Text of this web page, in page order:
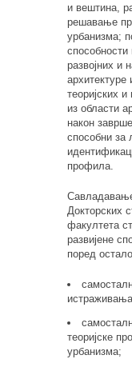
и вештина,
решавање
урбанизма;
способности
развојних и
теоријских
из области
након
способни за
профила.
Докторских
факултета
развијене
поред
истраживања
теоријске
урбанизма;